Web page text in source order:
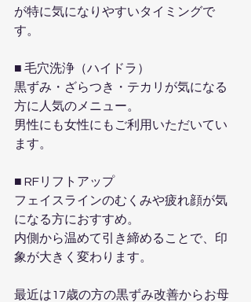
が特に気になりやすいタイミングで
す。
■ 毛穴洗浄（ハイドラ）
黒ずみ・ざらつき・テカリが気になる
方に人気のメニュー。
男性にも女性にもご利用いただいてい
ます。
■ RFリフトアップ
フェイスラインのむくみや疲れ顔が気
になる方におすすめ。
内側から温めて引き締めることで、印
象が大きく変わります。
最近は17歳の方の黒ずみ改善からお母